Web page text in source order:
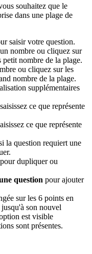
souhaitez que le
dans une plage de
saisir votre question.
nombre ou cliquez sur
nombre de la plage.
ou cliquez sur les
nombre de la plage.
supplémentaires
ce que représente
ce que représente
la question requiert une
dupliquer ou
question pour ajouter
sur les 6 points en
son nouvel
est visible
sont présentes.